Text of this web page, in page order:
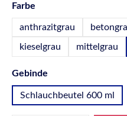
Farbe
anthrazitgrau
kieselgrau mittelgrau
Gebinde
Schlauchbeutel 600 ml